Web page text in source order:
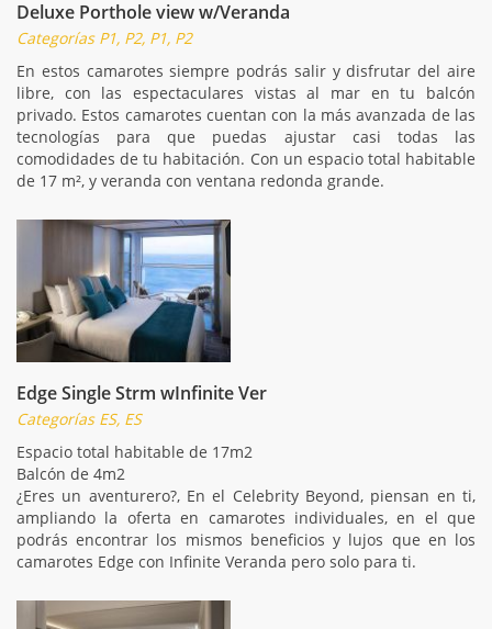
Deluxe Porthole view w/Veranda
Categorías P1, P2, P1, P2
En estos camarotes siempre podrás salir y disfrutar del aire
libre, con las espectaculares vistas al mar en tu balcón
privado. Estos camarotes cuentan con la más avanzada de las
tecnologías para que puedas ajustar casi todas las
comodidades de tu habitación. Con un espacio total habitable
de 17 m², y veranda con ventana redonda grande.
Edge Single Strm wInfinite Ver
Categorías ES, ES
Espacio total habitable de 17m2
Balcón de 4m2
¿Eres un aventurero?, En el Celebrity Beyond, piensan en ti,
ampliando la oferta en camarotes individuales, en el que
podrás encontrar los mismos beneficios y lujos que en los
camarotes Edge con Infinite Veranda pero solo para ti.